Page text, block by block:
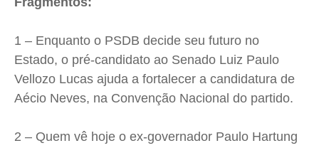
1 – Enquanto o PSDB decide seu futuro no
Estado, o pré-candidato ao Senado Luiz Paulo
Vellozo Lucas ajuda a fortalecer a candidatura de
Aécio Neves, na Convenção Nacional do partido.
2 – Quem vê hoje o ex-governador Paulo Hartung